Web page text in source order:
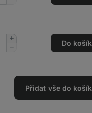
Přidat
Do
Přidat vše do